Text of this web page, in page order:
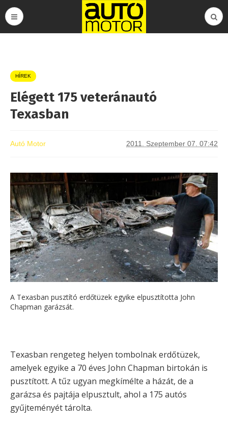
HÍREK
Elégett 175 veteránautó
Texasban
Autó Motor 2011. Szeptember 07. 07:42
A Texasban pusztító erdőtüzek egyike elpusztította John
Chapman garázsát.
Texasban rengeteg helyen tombolnak erdőtüzek,
amelyek egyike a 70 éves John Chapman birtokán is
pusztított. A tűz ugyan megkímélte a házát, de a
garázsa és pajtája elpusztult, ahol a 175 autós
gyűjteményét tárolta.